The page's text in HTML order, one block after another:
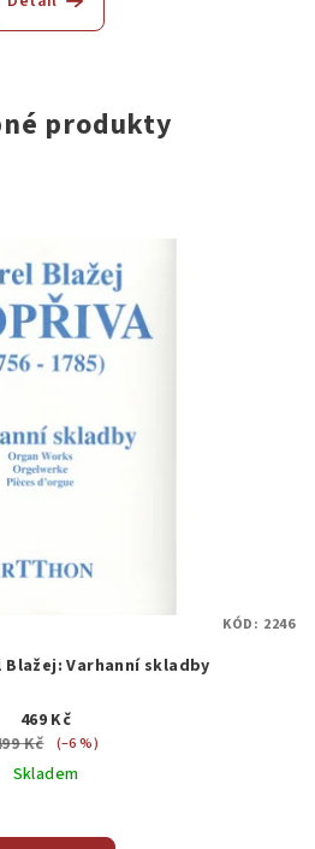
produkty
Varhanní skladby
469 Kč
Kč
(–6 %)
Skladem
KÓD: 2246